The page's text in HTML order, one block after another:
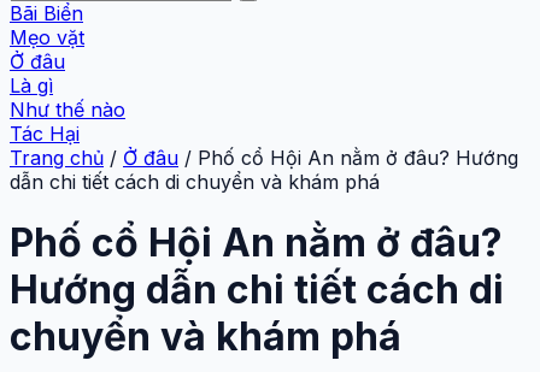
Bãi Biển
Mẹo vặt
Ở đâu
Là gì
Như thế nào
Tác Hại
Trang chủ / Ở đâu / Phố cổ Hội An nằm ở đâu? Hướng
dẫn chi tiết cách di chuyển và khám phá
Phố cổ Hội An nằm ở đâu?
Hướng dẫn chi tiết cách di
chuyển và khám phá